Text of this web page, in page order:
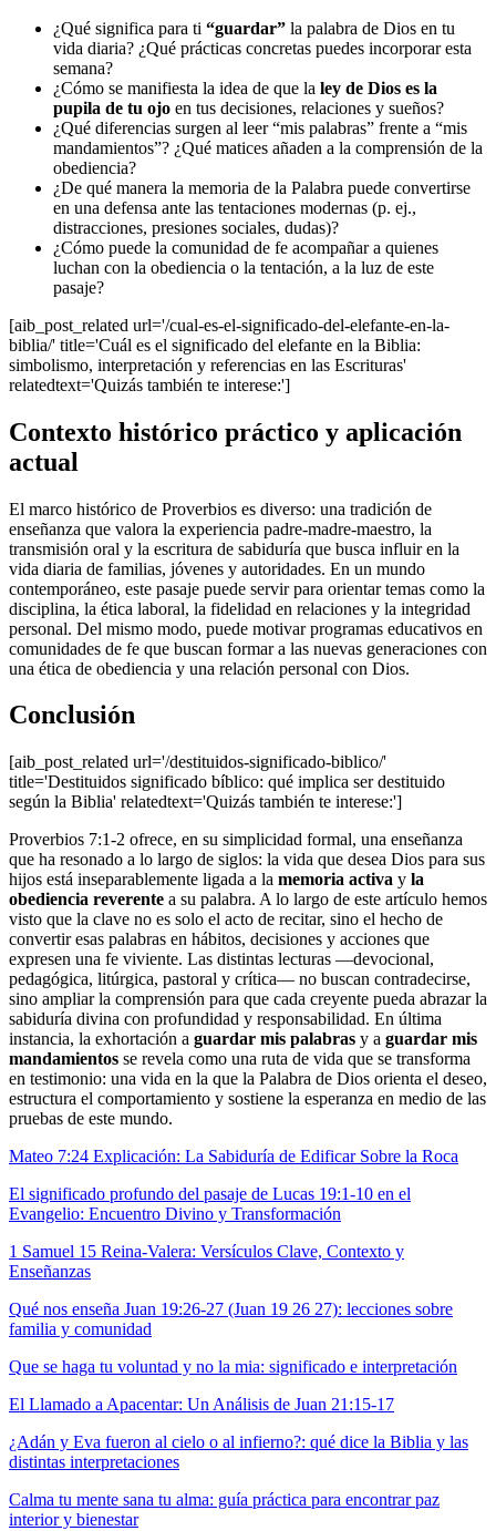
¿Qué significa para ti “guardar” la palabra de Dios en tu
vida diaria? ¿Qué prácticas concretas puedes incorporar esta
semana?
¿Cómo se manifiesta la idea de que la ley de Dios es la
pupila de tu ojo en tus decisiones, relaciones y sueños?
¿Qué diferencias surgen al leer “mis palabras” frente a “mis
mandamientos”? ¿Qué matices añaden a la comprensión de la
obediencia?
¿De qué manera la memoria de la Palabra puede convertirse
en una defensa ante las tentaciones modernas (p. ej.,
distracciones, presiones sociales, dudas)?
¿Cómo puede la comunidad de fe acompañar a quienes
luchan con la obediencia o la tentación, a la luz de este
pasaje?
[aib_post_related url='/cual-es-el-significado-del-elefante-en-la-
biblia/' title='Cuál es el significado del elefante en la Biblia:
simbolismo, interpretación y referencias en las Escrituras'
relatedtext='Quizás también te interese:']
Contexto histórico práctico y aplicación
actual
El marco histórico de Proverbios es diverso: una tradición de
enseñanza que valora la experiencia padre-madre-maestro, la
transmisión oral y la escritura de sabiduría que busca influir en la
vida diaria de familias, jóvenes y autoridades. En un mundo
contemporáneo, este pasaje puede servir para orientar temas como la
disciplina, la ética laboral, la fidelidad en relaciones y la integridad
personal. Del mismo modo, puede motivar programas educativos en
comunidades de fe que buscan formar a las nuevas generaciones con
una ética de obediencia y una relación personal con Dios.
Conclusión
[aib_post_related url='/destituidos-significado-biblico/'
title='Destituidos significado bíblico: qué implica ser destituido
según la Biblia' relatedtext='Quizás también te interese:']
Proverbios 7:1-2 ofrece, en su simplicidad formal, una enseñanza
que ha resonado a lo largo de siglos: la vida que desea Dios para sus
hijos está inseparablemente ligada a la memoria activa y la
obediencia reverente a su palabra. A lo largo de este artículo hemos
visto que la clave no es solo el acto de recitar, sino el hecho de
convertir esas palabras en hábitos, decisiones y acciones que
expresen una fe viviente. Las distintas lecturas —devocional,
pedagógica, litúrgica, pastoral y crítica— no buscan contradecirse,
sino ampliar la comprensión para que cada creyente pueda abrazar la
sabiduría divina con profundidad y responsabilidad. En última
instancia, la exhortación a guardar mis palabras y a guardar mis
mandamientos se revela como una ruta de vida que se transforma
en testimonio: una vida en la que la Palabra de Dios orienta el deseo,
estructura el comportamiento y sostiene la esperanza en medio de las
pruebas de este mundo.
Mateo 7:24 Explicación: La Sabiduría de Edificar Sobre la Roca
El significado profundo del pasaje de Lucas 19:1-10 en el
Evangelio: Encuentro Divino y Transformación
1 Samuel 15 Reina-Valera: Versículos Clave, Contexto y
Enseñanzas
Qué nos enseña Juan 19:26-27 (Juan 19 26 27): lecciones sobre
familia y comunidad
Que se haga tu voluntad y no la mia: significado e interpretación
El Llamado a Apacentar: Un Análisis de Juan 21:15-17
¿Adán y Eva fueron al cielo o al infierno?: qué dice la Biblia y las
distintas interpretaciones
Calma tu mente sana tu alma: guía práctica para encontrar paz
interior y bienestar